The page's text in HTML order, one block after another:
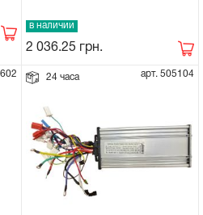
в наличии
2 036.25 грн.
24 часа арт. 505104